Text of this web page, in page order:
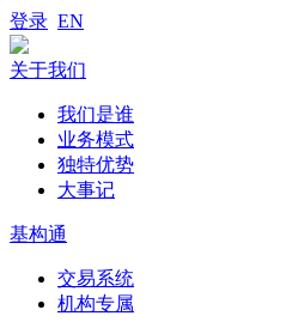
登录 EN
关于我们
我们是谁
业务模式
独特优势
大事记
基构通
交易系统
机构专属